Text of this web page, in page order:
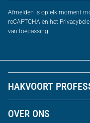
Afmelden is op elk moment
reCAPTCHA en het
van toepassing.
HAKVOORT
OVER ONS